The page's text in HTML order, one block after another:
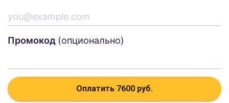
Промокод (опционально)
Оплатить 7600 руб.